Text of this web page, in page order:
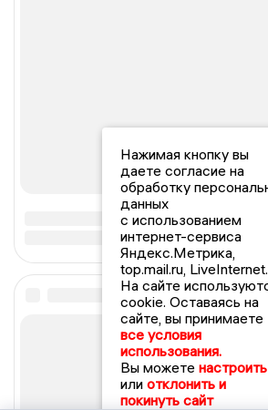
Нажимая кнопку вы
даете согласие на
обработку
данных
с использованием
интернет-сервиса
Яндекс.Метрика,
top.mail.ru, LiveInternet.
На сайте
cookie. Оставаясь на
сайте, вы принимаете
все условия
использования.
Вы можете настроить
или отклонить и
покинуть сайт